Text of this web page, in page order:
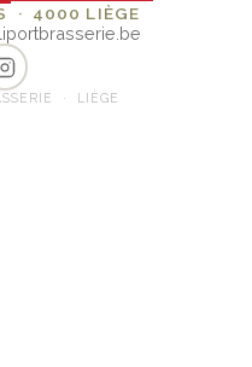
· 4000 LIÈGE
· LIÈGE